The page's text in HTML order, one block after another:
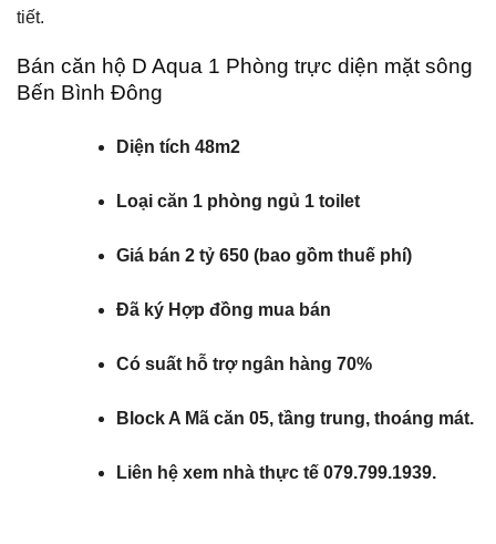
tiết.
Bán căn hộ D Aqua 1 Phòng trực diện mặt sông
Bến Bình Đông
Diện tích 48m2
Loại căn 1 phòng ngủ 1 toilet
Giá bán 2 tỷ 650 (bao gồm thuế phí)
Đã ký Hợp đồng mua bán
Có suất hỗ trợ ngân hàng 70%
Block A Mã căn 05, tầng trung, thoáng mát.
Liên hệ xem nhà thực tế 079.799.1939.